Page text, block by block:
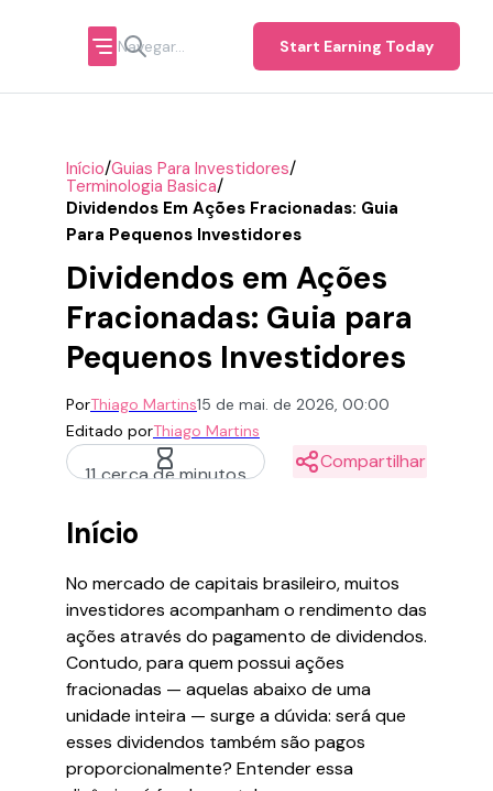
Start Earning Today
Início/Guias Para Investidores/
Terminologia Basica/
Dividendos Em Ações Fracionadas: Guia
Para Pequenos Investidores
Dividendos em Ações
Fracionadas: Guia para
Pequenos Investidores
PorThiago Martins15 de mai. de 2026, 00:00
Editado porThiago Martins
11 cerca de minutos
Compartilhar
Início
No mercado de capitais brasileiro, muitos
investidores acompanham o rendimento das
ações através do pagamento de dividendos.
Contudo, para quem possui ações
fracionadas — aquelas abaixo de uma
unidade inteira — surge a dúvida: será que
esses dividendos também são pagos
proporcionalmente? Entender essa